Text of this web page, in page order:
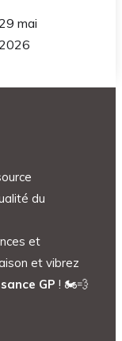
mai
du
et
et vibrez
GP ! 🏍️💨